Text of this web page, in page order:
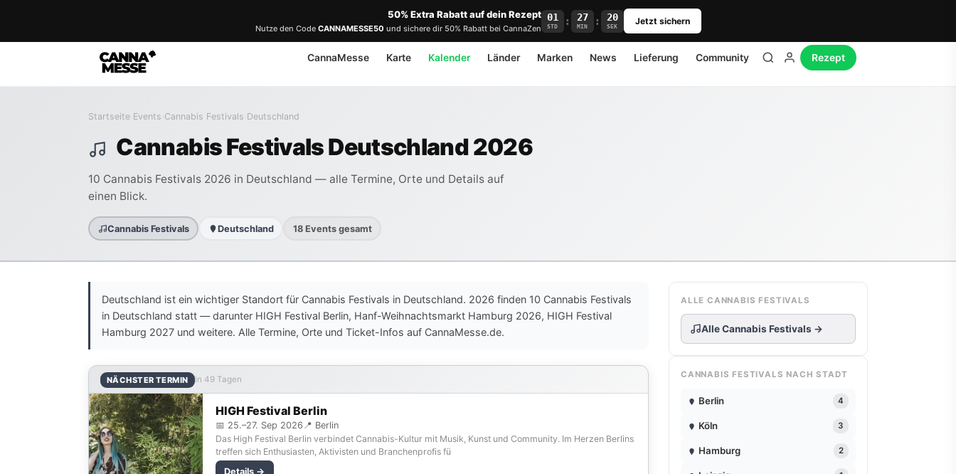
50% Extra Rabatt auf dein Rezept
Nutze den Code CANNAMESSE50 und sichere dir 50% Rabatt bei CannaZen
01
STD : 27
MIN : 19
SEK Jetzt sichern
CannaMesse Karte Kalender Länder Marken News Lieferung Community Rezept
Startseite Events Cannabis Festivals Deutschland
Cannabis Festivals Deutschland 2026
10 Cannabis Festivals 2026 in Deutschland — alle Termine, Orte und Details auf
einen Blick.
Cannabis Festivals Deutschland 18 Events gesamt
Deutschland ist ein wichtiger Standort für Cannabis Festivals in Deutschland. 2026 finden 10 Cannabis Festivals
in Deutschland statt — darunter HIGH Festival Berlin, Hanf-Weihnachtsmarkt Hamburg 2026, HIGH Festival
Hamburg 2027 und weitere. Alle Termine, Orte und Ticket-Infos auf CannaMesse.de.
NÄCHSTER TERMIN in 49 Tagen
HIGH Festival Berlin
📅 25.–27. Sep 2026 📍 Berlin
Das High Festival Berlin verbindet Cannabis-Kultur mit Musik, Kunst und Community. Im Herzen Berlins
treffen sich Enthusiasten, Aktivisten und Branchenprofis fü
Details →
ALLE CANNABIS FESTIVALS
Alle Cannabis Festivals →
CANNABIS FESTIVALS NACH STADT
Berlin 4
Köln 3
Hamburg 2